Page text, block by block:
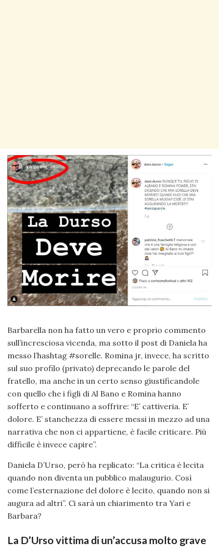
Barbarella non ha fatto un vero e proprio commento
sull’incresciosa vicenda, ma sotto il post di Daniela ha
messo l’hashtag #sorelle. Romina jr, invece, ha scritto
sul suo profilo (privato) deprecando le parole del
fratello, ma anche in un certo senso giustificandole
con quello che i figli di Al Bano e Romina hanno
sofferto e continuano a soffrire: “E’ cattiveria. E’
dolore. E’ stanchezza di essere messi in mezzo ad una
narrativa che non ci appartiene, è facile criticare. Più
difficile è invece capire”.
Daniela D’Urso, però ha replicato: “La critica è lecita
quando non diventa un pubblico malaugurio. Così
come l’esternazione del dolore è lecito, quando non si
augura ad altri”. Ci sarà un chiarimento tra Yari e
Barbara?
La D’Urso vittima di un’accusa molto grave